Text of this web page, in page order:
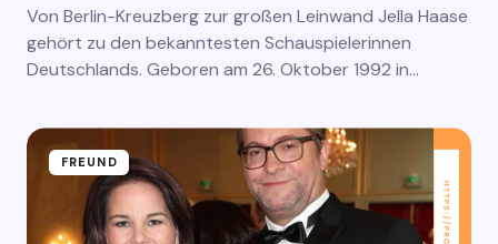
Von Berlin-Kreuzberg zur großen Leinwand Jella Haase
gehört zu den bekanntesten Schauspielerinnen
Deutschlands. Geboren am 26. Oktober 1992 in…
FREUND